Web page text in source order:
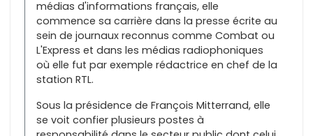
médias d'informations français, elle
commence sa carrière dans la presse écrite au
sein de journaux reconnus comme Combat ou
L'Express et dans les médias radiophoniques
où elle fut par exemple rédactrice en chef de la
station RTL.
Sous la présidence de François Mitterrand, elle
se voit confier plusieurs postes à